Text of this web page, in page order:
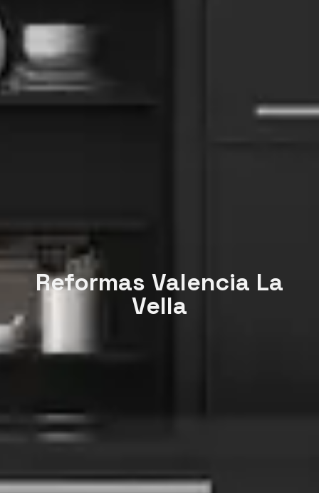
Reformas Valencia La
Vella